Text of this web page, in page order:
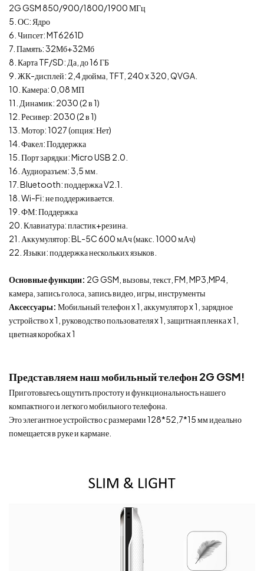
2G GSM 850/900/1800/1900 МГц
5. ОС: Ядро
6. Чипсет: MT6261D
7. Память: 32Мб+32Мб
8. Карта TF/SD: Да, до 16 ГБ
9. ЖК-дисплей: 2,4 дюйма, TFT, 240 x 320, QVGA.
10. Камера: 0,08 МП
11. Динамик: 2030 (2 в 1)
12. Ресивер: 2030 (2 в 1)
13. Мотор: 1027 (опция: Нет)
14. Факел: Поддержка
15. Порт зарядки: Micro USB 2.0.
16. Аудиоразъем: 3,5 мм.
17. Bluetooth: поддержка V2.1.
18. Wi-Fi: не поддерживается.
19. ФМ: Поддержка
20. Клавиатура: пластик+резина.
21. Аккумулятор: BL-5C 600 мАч (макс. 1000 мАч)
22. Языки: поддержка нескольких языков.
Основные функции: 2G GSM, вызовы, текст, FM, MP3,MP4,
камера, запись голоса, запись видео, игры, инструменты
Аксессуары: Мобильный телефон x 1, аккумулятор x 1, зарядное
устройство x 1, руководство пользователя x 1, защитная пленка x 1,
цветная коробка x 1
Представляем наш мобильный телефон 2G GSM!
Приготовьтесь ощутить простоту и функциональность нашего
компактного и легкого мобильного телефона.
Это элегантное устройство с размерами 128*52,7*15 мм идеально
помещается в руке и кармане.